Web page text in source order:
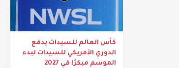
كأس العالم للسيدات يدفع
الدوري الأمريكي للسيدات لبدء
الموسم مبكرًا في 2027